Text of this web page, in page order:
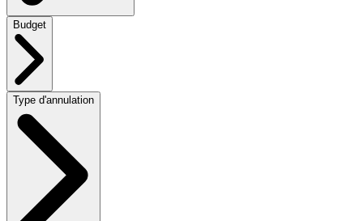
Budget
Type d'annulation